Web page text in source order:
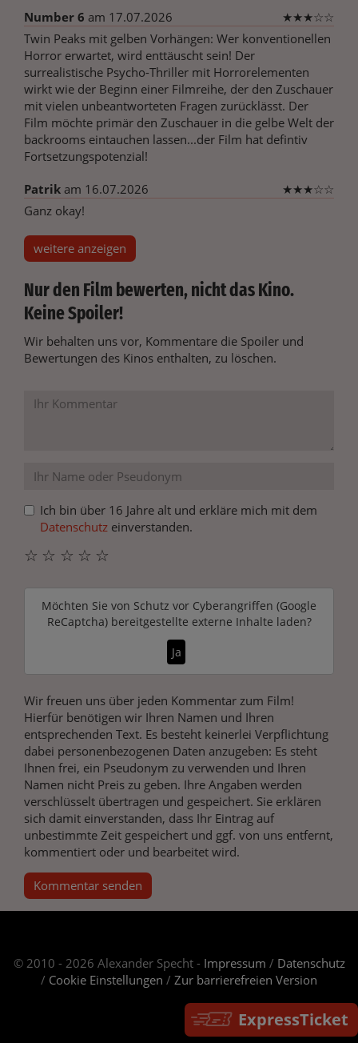
ExpressTicket
Number 6 am 17.07.2026 ★★★☆☆
Twin Peaks mit gelben Vorhängen: Wer konventionellen
Horror erwartet, wird enttäuscht sein! Der
surrealistische Psycho-Thriller mit Horrorelementen
wirkt wie der Beginn einer Filmreihe, der den Zuschauer
mit vielen unbeantworteten Fragen zurücklässt. Der
Film möchte primär den Zuschauer in die gelbe Welt der
backrooms eintauchen lassen...der Film hat defintiv
Fortsetzungspotenzial!
Patrik am 16.07.2026 ★★★☆☆
Ganz okay!
weitere anzeigen
Nur den Film bewerten, nicht das Kino.
Keine Spoiler!
Wir behalten uns vor, Kommentare die Spoiler und
Bewertungen des Kinos enthalten, zu löschen.
Ich bin über 16 Jahre alt und erkläre mich mit dem
Datenschutz einverstanden.
☆
☆
☆
☆
☆
Möchten Sie von Schutz vor Cyberangriffen (Google
ReCaptcha)bereitgestellte externe Inhalte laden?
Ja
Wir freuen uns über jeden Kommentar zum Film!
Hierfür benötigen wir Ihren Namen und Ihren
entsprechenden Text. Es besteht keinerlei Verpflichtung
dabei personenbezogenen Daten anzugeben: Es steht
Ihnen frei, ein Pseudonym zu verwenden und Ihren
Namen nicht Preis zu geben. Ihre Angaben werden
verschlüsselt übertragen und gespeichert. Sie erklären
sich damit einverstanden, dass Ihr Eintrag auf
unbestimmte Zeit gespeichert und ggf. von uns entfernt,
kommentiert oder und bearbeitet wird.
Kommentar senden
© 2010 - 2026 Alexander Specht - Impressum / Datenschutz
/ Cookie Einstellungen / Zur barrierefreien Version